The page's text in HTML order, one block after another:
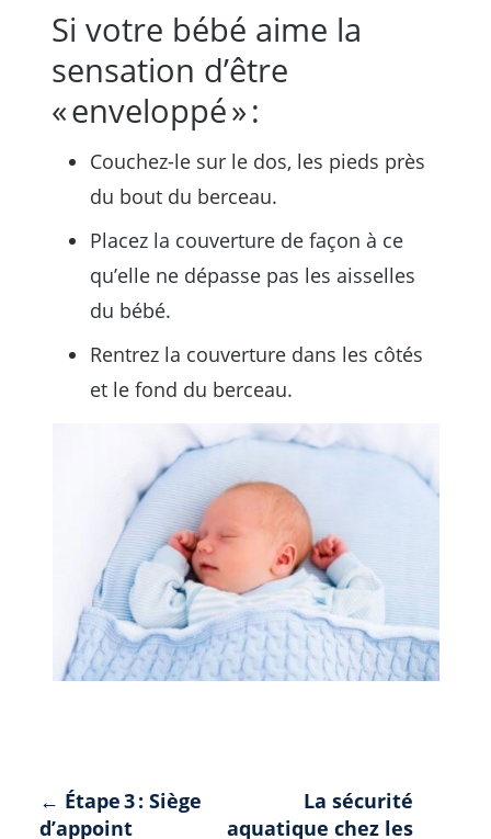
Si votre bébé aime la
sensation d’être
« enveloppé » :
Couchez-le sur le dos, les pieds près
du bout du berceau.
Placez la couverture de façon à ce
qu’elle ne dépasse pas les aisselles
du bébé.
Rentrez la couverture dans les côtés
et le fond du berceau.
Navigation
← Étape 3 : Siège
d’appoint
La sécurité
aquatique chez les